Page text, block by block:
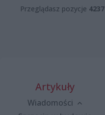
Przeglądasz pozycje 4237
Artykuły
Wiadomości